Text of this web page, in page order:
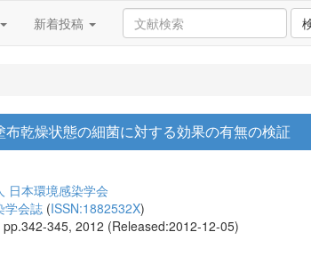
新着投稿
乾燥状態の細菌に対する効果の有無の検証
日本環境感染学会
学会誌 (ISSN:1882532X)
345, 2012 (Released:2012-12-05)